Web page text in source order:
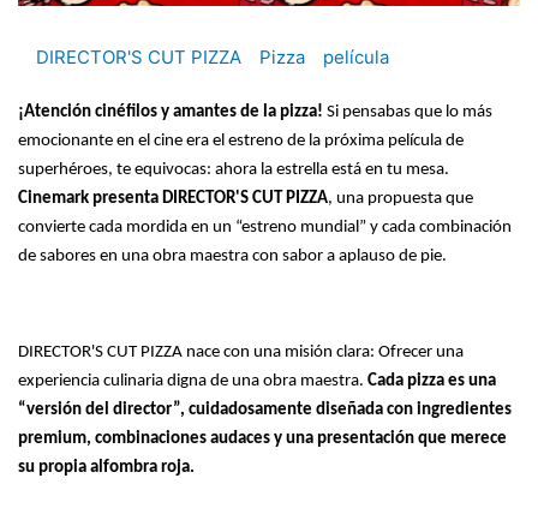
DIRECTOR'S CUT PIZZA Pizza película
¡Atención cinéfilos y amantes de la pizza! Si pensabas que lo más
emocionante en el cine era el estreno de la próxima película de
superhéroes, te equivocas: ahora la estrella está en tu mesa.
Cinemark presenta DIRECTOR'S CUT PIZZA, una propuesta que
convierte cada mordida en un “estreno mundial” y cada combinación
de sabores en una obra maestra con sabor a aplauso de pie.
DIRECTOR'S CUT PIZZA nace con una misión clara: Ofrecer una
experiencia culinaria digna de una obra maestra. Cada pizza es una
“versión del director”, cuidadosamente diseñada con ingredientes
premium, combinaciones audaces y una presentación que merece
su propia alfombra roja.